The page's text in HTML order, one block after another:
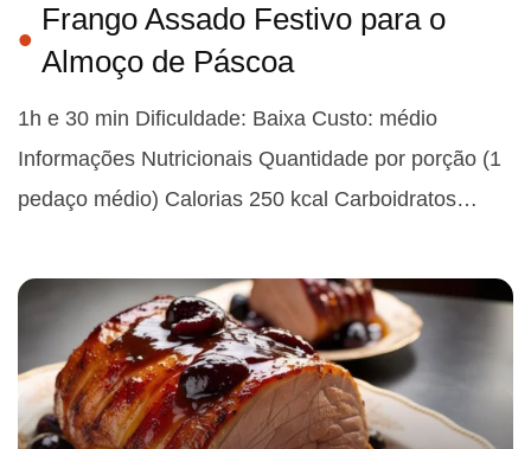
Frango Assado Festivo para o
Almoço de Páscoa
1h e 30 min Dificuldade: Baixa Custo: médio
Informações Nutricionais Quantidade por porção (1
pedaço médio) Calorias 250 kcal Carboidratos…